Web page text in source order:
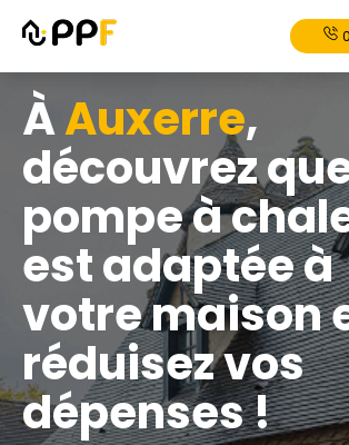
ÀAuxerre,
découvrez
pompe à
est adaptée à
votre maison
réduisez vos
dépenses !